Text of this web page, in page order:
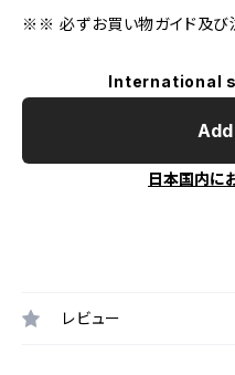
※※ 必ずお買い物ガイド及び
International
日本国内に
レビュー